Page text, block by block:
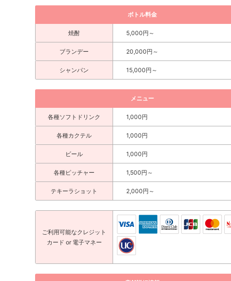
ボトル料金
焼酎 5,000円～
ブランデー 20,000円～
シャンパン 15,000円～
メニュー
各種ソフトドリンク 1,000円
各種カクテル 1,000円
ビール 1,000円
各種ピッチャー 1,500円～
テキーラショット 2,000円～
ご利用可能なクレジット
カード or 電子マネー